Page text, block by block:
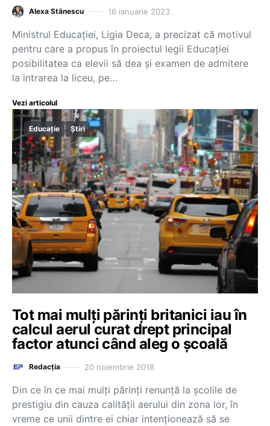
Alexa Stănescu 16 ianuarie 2023
Ministrul Educației, Ligia Deca, a precizat că motivul
pentru care a propus în proiectul legii Educației
posibilitatea ca elevii să dea și examen de admitere
la intrarea la liceu, pe…
Vezi articolul
Educație Știri
Tot mai mulți părinți britanici iau în
calcul aerul curat drept principal
factor atunci când aleg o școală
Redacția 20 noiembrie 2018
Din ce în ce mai mulți părinți renunță la școlile de
prestigiu din cauza calității aerului din zona lor, în
vreme ce unii dintre ei chiar intenționează să se